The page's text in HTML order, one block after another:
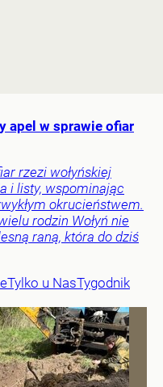
apel w sprawie ofiar
rzezi wołyńskiej
i listy, wspominając
okrucieństwem.
rodzin Wołyń nie
raną, która do dziś
Tylko u NasTygodnik